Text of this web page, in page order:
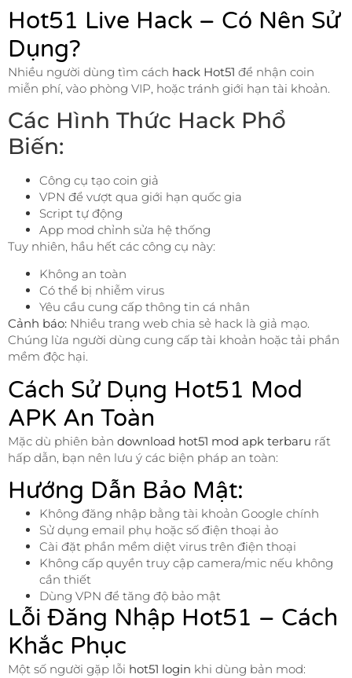
Hot51 Live Hack – Có Nên Sử
Dụng?
Nhiều người dùng tìm cách hack Hot51 để nhận coin
miễn phí, vào phòng VIP, hoặc tránh giới hạn tài khoản.
Các Hình Thức Hack Phổ
Biến:
Công cụ tạo coin giả
VPN để vượt qua giới hạn quốc gia
Script tự động
App mod chỉnh sửa hệ thống
Tuy nhiên, hầu hết các công cụ này:
Không an toàn
Có thể bị nhiễm virus
Yêu cầu cung cấp thông tin cá nhân
Cảnh báo: Nhiều trang web chia sẻ hack là giả mạo.
Chúng lừa người dùng cung cấp tài khoản hoặc tải phần
mềm độc hại.
Cách Sử Dụng Hot51 Mod
APK An Toàn
Mặc dù phiên bản download hot51 mod apk terbaru rất
hấp dẫn, bạn nên lưu ý các biện pháp an toàn:
Hướng Dẫn Bảo Mật:
Không đăng nhập bằng tài khoản Google chính
Sử dụng email phụ hoặc số điện thoại ảo
Cài đặt phần mềm diệt virus trên điện thoại
Không cấp quyền truy cập camera/mic nếu không
cần thiết
Dùng VPN để tăng độ bảo mật
Lỗi Đăng Nhập Hot51 – Cách
Khắc Phục
Một số người gặp lỗi hot51 login khi dùng bản mod: